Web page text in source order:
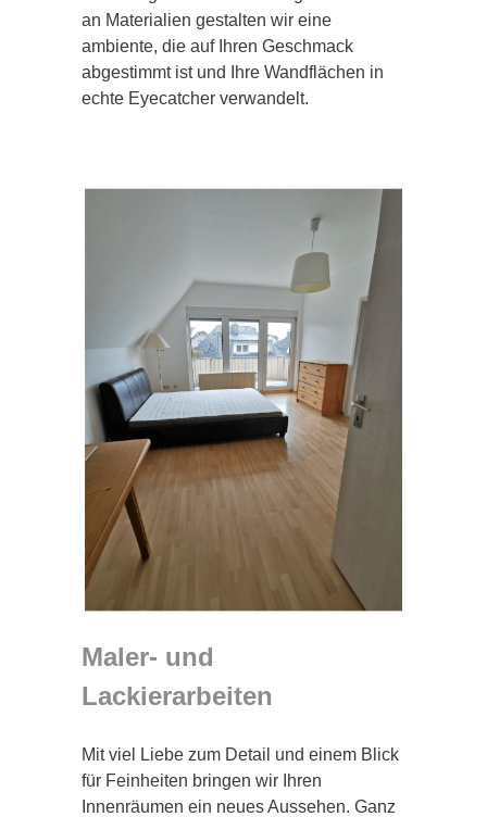
an Materialien gestalten wir eine
ambiente, die auf Ihren Geschmack
abgestimmt ist und Ihre Wandflächen in
echte Eyecatcher verwandelt.
Maler- und
Lackierarbeiten
Mit viel Liebe zum Detail und einem Blick
für Feinheiten bringen wir Ihren
Innenräumen ein neues Aussehen. Ganz